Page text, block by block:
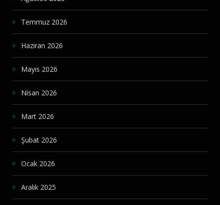
Temmuz 2026
Haziran 2026
Mayıs 2026
Nisan 2026
Mart 2026
Şubat 2026
Ocak 2026
Aralık 2025